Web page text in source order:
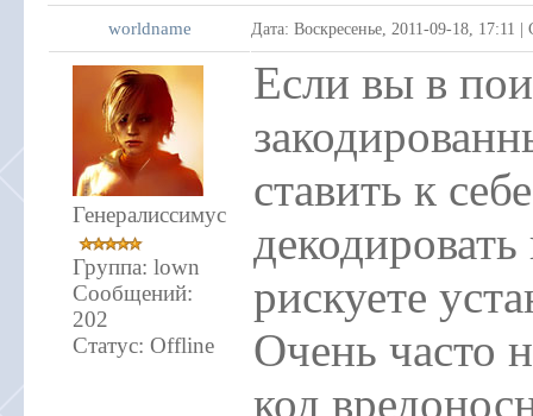
worldname Дата: Воскресенье, 2011-09-18, 17:11
Генералиссимус
Группа: lown
Сообщений:
202
Статус: Offline
Если вы в
ставить к
рискуете
Очень часто
код